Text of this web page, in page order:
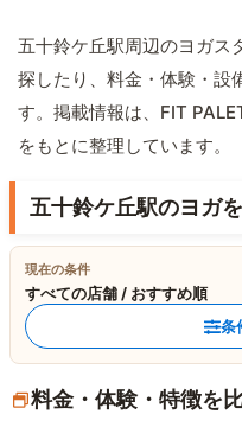
五十鈴ケ丘駅周辺のヨガス
探したり、料金・体験・設
す。掲載情報は、FIT
をもとに整理しています。
五十鈴ケ丘駅のヨガ
現在の条件
すべての店舗 / おすすめ順
条
料金・体験・特徴を